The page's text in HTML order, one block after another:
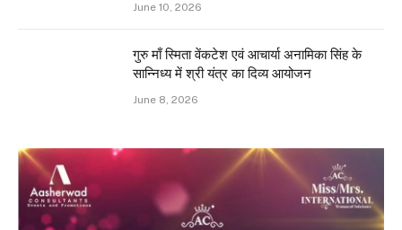
June 10, 2026
गुरु माँ स्मिता वेंकटेश एवं आचार्या अनामिका सिंह के
सान्निध्य में श्री यंत्र का दिव्य आयोजन
June 8, 2026